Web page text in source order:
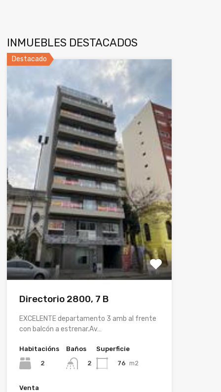
INMUEBLES DESTACADOS
Destacado
Directorio 2800, 7 B
EXCELENTE departamento 3 amb al frente
con balcón a estrenar.Av…
Habitacións
2
Baños
2
Superficie
76 m2
Venta